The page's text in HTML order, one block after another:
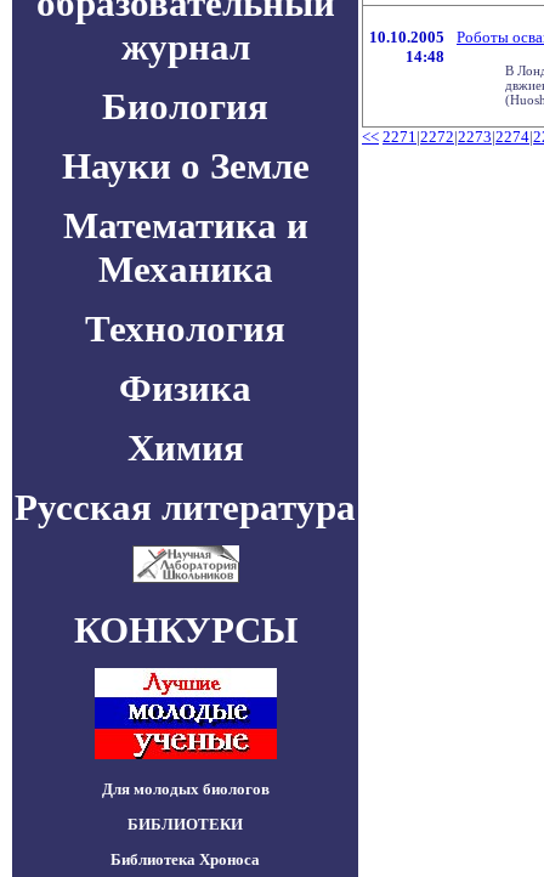
журнал
Биология
Науки о Земле
Математика и
Механика
Технология
Физика
Химия
Русская литература
КОНКУРСЫ
Для молодых биологов
БИБЛИОТЕКИ
Библиотека Хроноса
10.10.2005
14:48
Роботы
В
<< 2271|2272|2273|2274|